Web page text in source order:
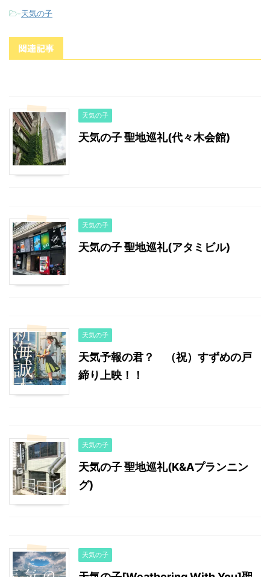
-天気の子
関連記事
天気の子
天気の子 聖地巡礼(代々木会館)
天気の子
天気の子 聖地巡礼(アタミビル)
天気の子
天気予報の君？ （祝）すずめの戸
締り上映！！
天気の子
天気の子 聖地巡礼(K&Aプランニン
グ)
天気の子